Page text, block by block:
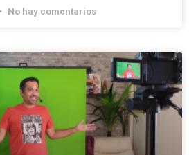
No hay comentarios